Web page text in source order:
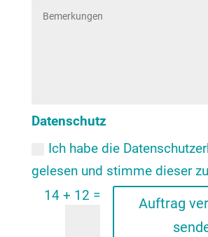
Datenschutz
Ich habe die
gelesen und stimme dieser zu
14 + 12 =
Auftrag